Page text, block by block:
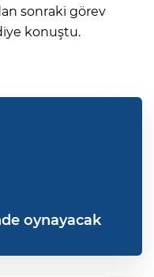
sonraki görev
konuştu.
oynayacak